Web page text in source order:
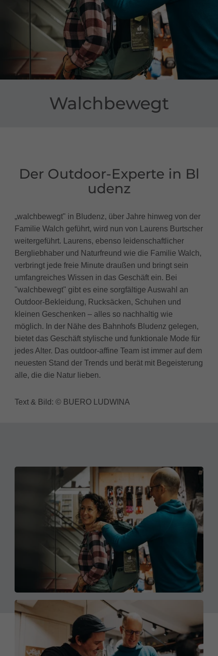
Walchbewegt
Der Outdoor-Experte in Bl
udenz
„walchbewegt" in Bludenz, über Jahre hinweg von der
Familie Walch geführt, wird nun von Laurens Burtscher
weitergeführt. Laurens, ebenso leidenschaftlicher
Bergliebhaber und Naturfreund wie die Familie Walch,
verbringt jede freie Minute draußen und bringt sein
umfangreiches Wissen in das Geschäft ein. Bei
"walchbewegt" gibt es eine sorgfältige Auswahl an
Outdoor-Bekleidung, Rucksäcken, Schuhen und
kleinen Geschenken – alles so nachhaltig wie
möglich. In der Nähe des Bahnhofs Bludenz gelegen,
bietet das Geschäft stylische und funktionale Mode für
jedes Alter. Das outdoor-affine Team ist immer auf dem
neuesten Stand der Trends und berät mit Begeisterung
alle, die die Natur lieben.
Text & Bild: © BUERO LUDWINA